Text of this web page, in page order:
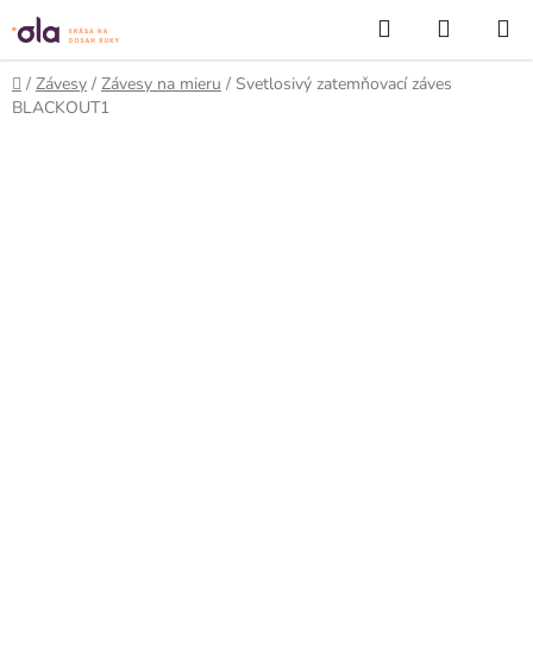
Prejsť
na
obsah
Hľadať
KOŠÍK
Domov
/ Závesy / Závesy na mieru / Svetlosivý zatemňovací záves
BLACKOUT1